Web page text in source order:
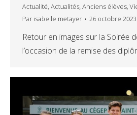
Actualité, Actualités, Anciens élèves,
Par isabelle metayer 26 octobre 2023
Retour en images sur la Soirée
l’occasion de la remise des